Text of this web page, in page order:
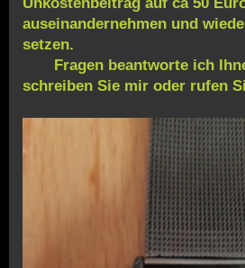
auseinandernehmen und
Fragen beantworte ich
schreiben Sie mir oder rufen